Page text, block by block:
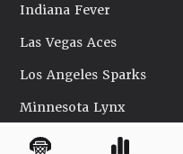
Indiana Fever
Las Vegas Aces
Los Angeles Sparks
Minnesota Lynx
New York Liberty